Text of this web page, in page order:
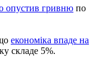
опустив гривню по
економіка впаде на
складе 5%.